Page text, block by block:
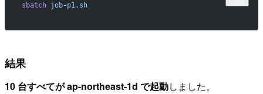
sbatch job-p1.sh
結果
10 台すべてが ap-northeast-1d で起動しました。